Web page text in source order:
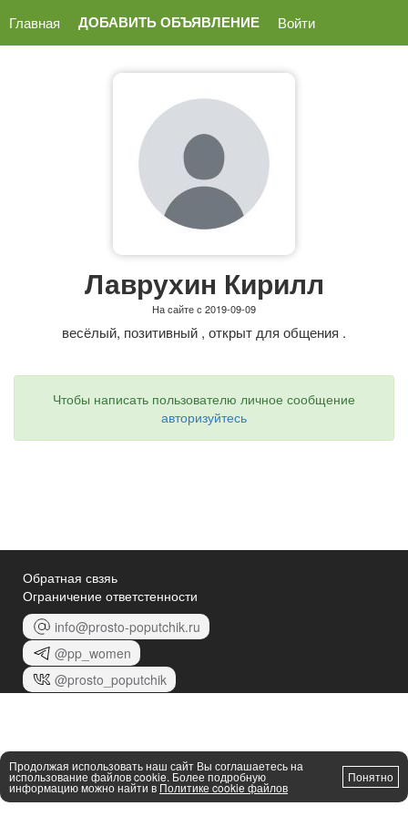
Главная ДОБАВИТЬ ОБЪЯВЛЕНИЕ Войти
Лаврухин Кирилл
На сайте с 2019-09-09
весёлый, позитивный , открыт для общения .
Чтобы написать пользователю личное сообщение
авторизуйтесь
Обратная свзяь
Ограничение ответстенности
info@prosto-poputchik.ru
@pp_women
@prosto_poputchik
Продолжая использовать наш сайт Вы соглашаетесь на
использование файлов cookie. Более подробную
информацию можно найти в Политике cookie файлов
Понятно